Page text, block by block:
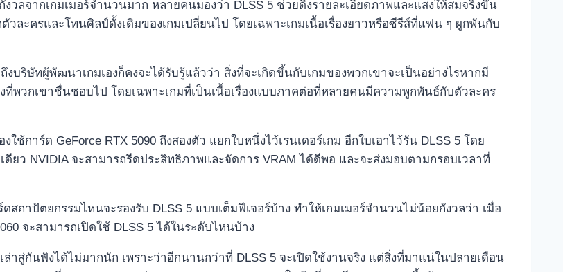
วลจากเกมเมอร์จำนวนมาก หลายคนมองว่า DLSS 5 ช่วยดึงรายละเอียดภาพและแสงให้สมจริงขึ้น
ละครและโทนศิลป์ดั้งเดิมของเกมเปลี่ยนไป โดยเฉพาะเกมเนื้อเรื่องยาวหรือซีรีส์ที่แฟน ๆ ผูกพันกับ
บริษัทผู้พัฒนาเกมเองก็คงจะได้รับรู้แล้วว่า สิ่งที่จะเกิดขึ้นกับเกมของพวกเขาจะเป็นอย่างไรหากมี
พวกเขาชื่นชอบไป โดยเฉพาะเกมที่เป็นเนื้อเรื่องแบบภาคต่อที่หลายคนมีความพูกพันธ์กับตัวละคร
ช้การ์ด GeForce RTX 5090 ถึงสองตัว แยกใบหนึ่งไว้เรนเดอร์เกม อีกใบเอาไว้รัน DLSS 5 โดย
ยว NVIDIA จะสามารถรีดประสิทธิภาพและจัดการ VRAM ได้ดีพอ และจะส่งมอบตามกรอบเวลาที่
ถาปัตยกรรมไหนจะรองรับ DLSS 5 แบบเต็มฟีเจอร์บ้าง ทำให้เกมเมอร์จำนวนไม่น้อยกังวลว่า เมื่อ
จะสามารถเปิดใช้ DLSS 5 ได้ในระดับไหนบ้าง
าสู่กันฟังได้ไม่มากนัก เพราะว่าอีกนานกว่าที่ DLSS 5 จะเปิดใช้งานจริง แต่สิ่งที่มาแน่ในปลายเดือน